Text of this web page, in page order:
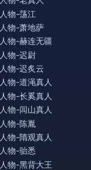
人物-荡江
人物-萧地萨
人物-赫连无疆
人物-迟尉
人物-迟炙云
人物-道渑真人
人物-长奚真人
人物-闾山真人
人物-陈胤
人物-隋观真人
人物-骀悉
人物-黑背大王